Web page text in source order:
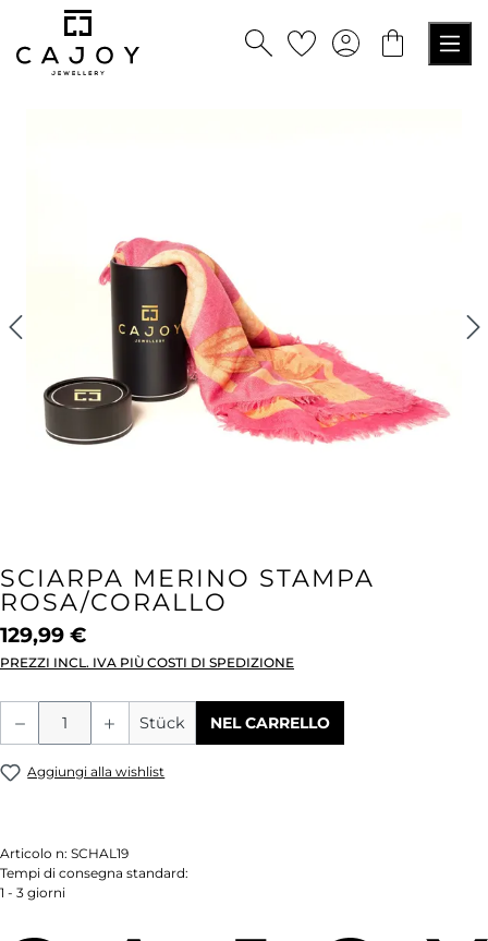
principale
SCIARPA MERINO STAMPA
ROSA/CORALLO
129,99 €
PREZZI INCL. IVA PIÙ COSTI DI SPEDIZIONE
Quantità del prodotto: inserisci la
Stück NEL CARRELLO
Aggiungi alla wishlist
Articolo n: SCHAL19
Tempi di consegna standard:
1 - 3 giorni